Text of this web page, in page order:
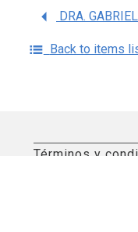
Back to items
Términos y